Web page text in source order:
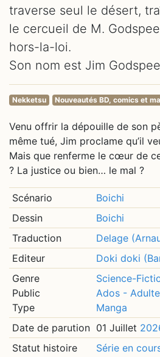
traverse seul le désert,
le cercueil de M.
hors-la-loi.
Son nom est Jim
Nekketsu Nouveautés BD, comics et
Venu offrir la dépouille de son
même tué, Jim proclame qu’il
Mais que renferme le cœur de
? La justice ou bien… le mal ?
Scénario
Boichi
Dessin
Boichi
Traduction
Delage
Editeur
Doki doki
Genre
Public
Type
Science-
Ados -
Manga
Date de parution 01 Juillet
Statut histoire
Série en